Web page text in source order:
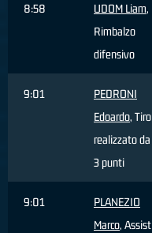
8:58 UDOM Liam,
Rimbalzo
difensivo
9:01
PEDRONI
Edoardo, Tiro
realizzato da
3 punti
9:01
PLANEZIO
Marco, Assist